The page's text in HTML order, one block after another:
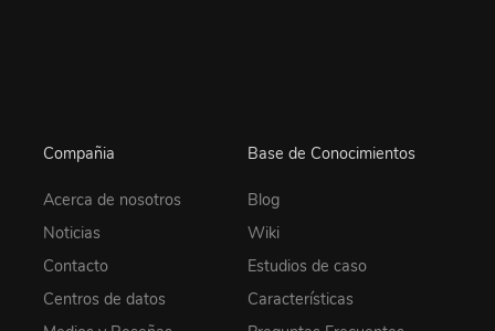
Compañia
Acerca de nosotros
Noticias
Contacto
Centros de datos
Base de Conocimientos
Blog
Wiki
Estudios de caso
Características